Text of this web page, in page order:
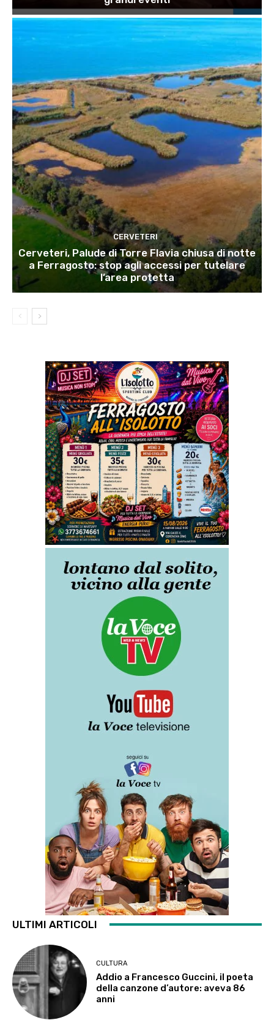
CERVETERI
Cerveteri, Palude di Torre Flavia chiusa di notte
a Ferragosto: stop agli accessi per tutelare
l’area protetta
ULTIMI ARTICOLI
CULTURA
Addio a Francesco Guccini, il poeta
della canzone d’autore: aveva 86
anni